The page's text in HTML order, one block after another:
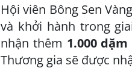
Hội viên Bông Sen
và khởi hành trong
nhận thêm 1.000
Thương gia sẽ được